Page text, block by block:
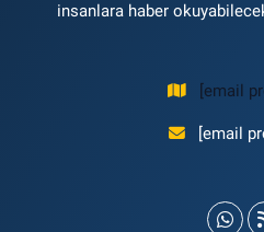
insanlara haber
[email
[email